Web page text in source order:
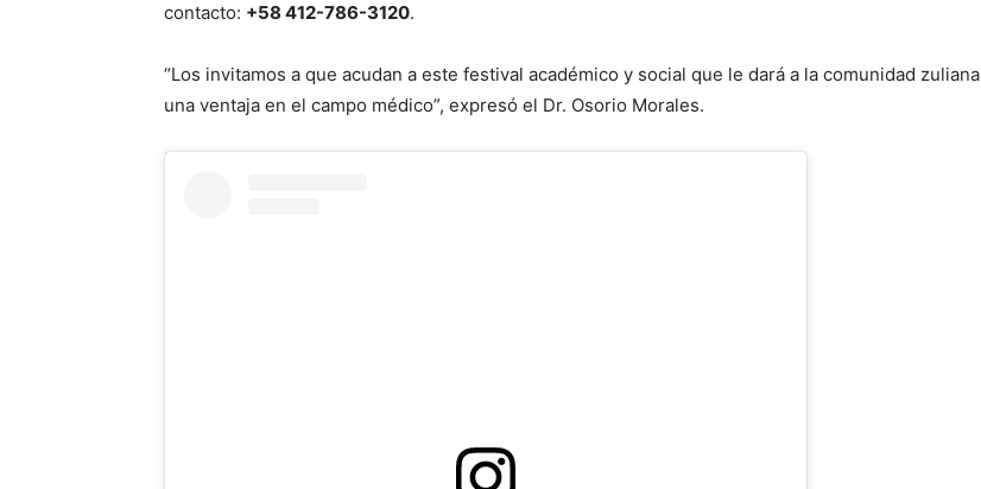
contacto: +58 412-786-3120.
“Los invitamos a que acudan a este festival académico y social que le dará a la comunidad zuliana
una ventaja en el campo médico”, expresó el Dr. Osorio Morales.